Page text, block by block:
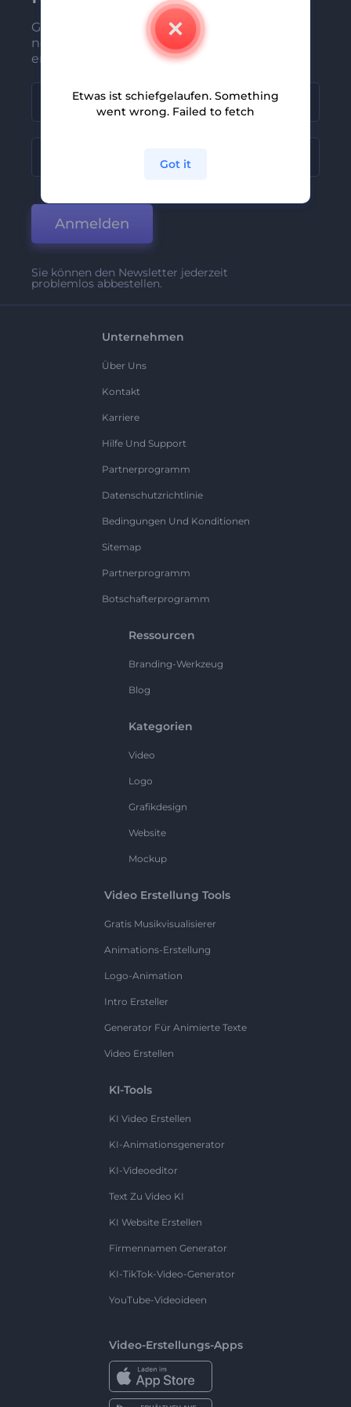
Gehören Sie zu den Ersten, die unsere
neuesten Nachrichten und Angebote
erhalten
Anmelden
Sie können den Newsletter jederzeit
problemlos abbestellen.
Unternehmen
Über Uns
Kontakt
Karriere
Hilfe Und Support
Partnerprogramm
Datenschutzrichtlinie
Bedingungen Und Konditionen
Sitemap
Partnerprogramm
Botschafterprogramm
Ressourcen
Branding-Werkzeug
Blog
Kategorien
Video
Logo
Grafikdesign
Website
Mockup
Video Erstellung Tools
Gratis Musikvisualisierer
Animations-Erstellung
Logo-Animation
Intro Ersteller
Generator Für Animierte Texte
Video Erstellen
KI-Tools
KI Video Erstellen
KI-Animationsgenerator
KI-Videoeditor
Text Zu Video KI
KI Website Erstellen
Firmennamen Generator
KI-TikTok-Video-Generator
YouTube-Videoideen
Video-Erstellungs-Apps
Etwas ist schiefgelaufen. Something
went wrong. Failed to fetch
Got it